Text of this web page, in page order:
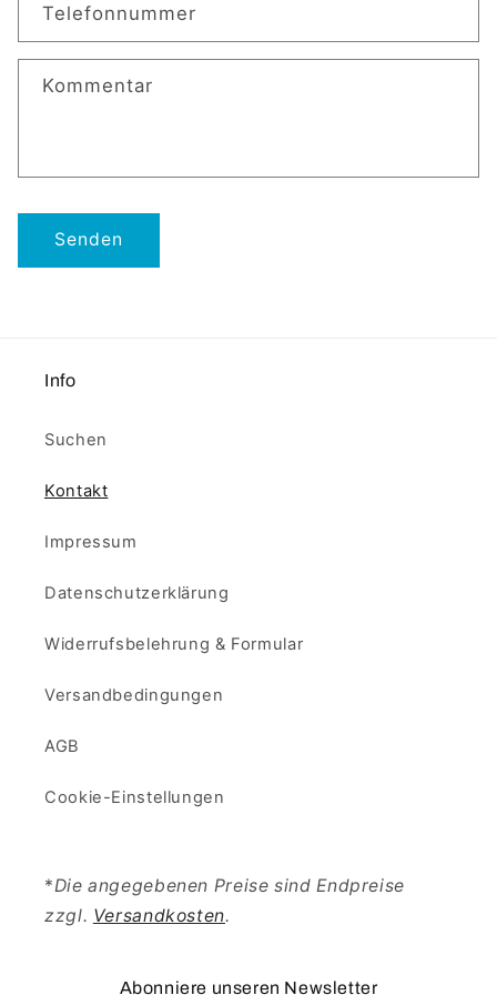
f
u
Telefonnummer
Kommentar
Senden
Info
Suchen
Kontakt
Impressum
Datenschutzerklärung
Widerrufsbelehrung & Formular
Versandbedingungen
AGB
Cookie-Einstellungen
*Die angegebenen Preise sind Endpreise
zzgl. Versandkosten.
Abonniere unseren Newsletter